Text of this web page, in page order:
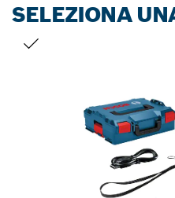
SELEZIONA